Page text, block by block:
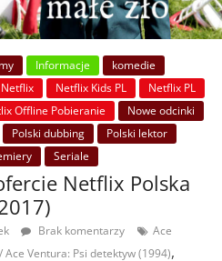
Informacje
komedie
Netflix Netflix Kids PL
Netflix PL
Offline Pobieranie
Nowe odcinki
Polski dubbing
Polski lektor
Seriale
Netflix Polska
Brak komentarzy
Ace
Ventura: Psi detektyw (1994),